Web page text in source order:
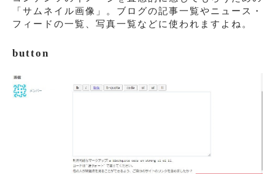
「サムネイル画像」。ブログの記事一覧やニュース・
フィードの一覧、写真一覧などに使われますよね。
button